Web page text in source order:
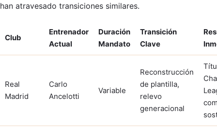
han atravesado transiciones similares.
Club
Entrenador
Actual
Duración
Mandato
Transición
Clave
Real
Madrid
Carlo
Ancelotti
Variable
Reconstrucción
de plantilla,
relevo
generacional